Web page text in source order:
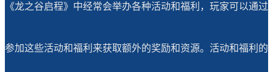
《龙之谷启程》中经常会举办各种活动和福利，玩家可以通过
参加这些活动和福利来获取额外的奖励和资源。活动和福利的